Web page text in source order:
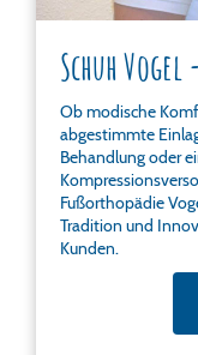
Schuh Vogel
Ob modische
abgestimmte
Behandlung oder
Fußorthopädie
Tradition und
Kunden.